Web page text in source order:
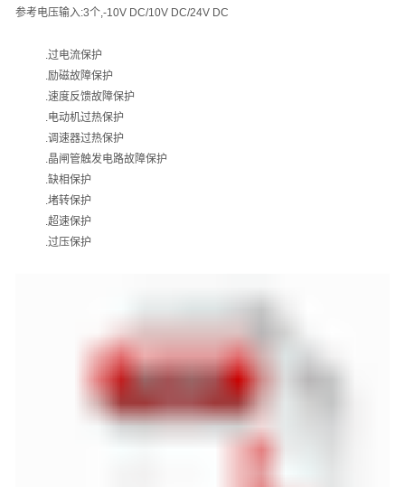
参考电压输入:3个,-10V DC/10V DC/24V DC
.过电流保护
.励磁故障保护
.速度反馈故障保护
.电动机过热保护
.调速器过热保护
.晶闸管触发电路故障保护
.缺相保护
.堵转保护
.超速保护
.过压保护